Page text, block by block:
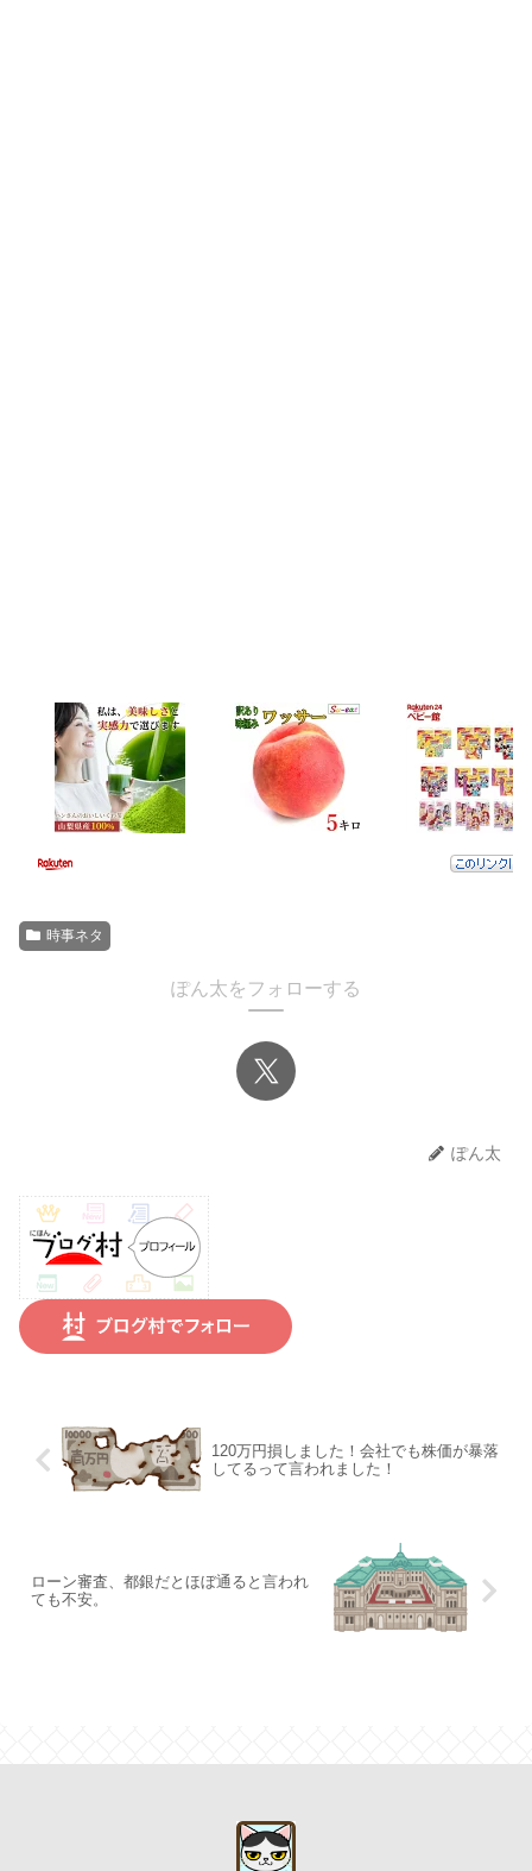
時事ネタ
ぽん太をフォローする
ぽん太
120万円損しました！会社でも株価が暴落
してるって言われました！
ローン審査、都銀だとほぼ通ると言われ
ても不安。